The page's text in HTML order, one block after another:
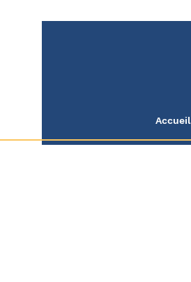
Accueil